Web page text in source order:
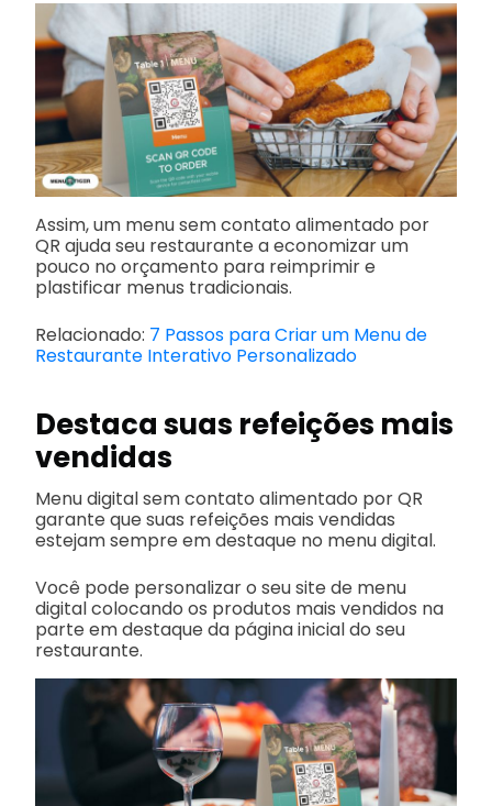
Assim, um menu sem contato alimentado por
QR ajuda seu restaurante a economizar um
pouco no orçamento para reimprimir e
plastificar menus tradicionais.
Relacionado: 7 Passos para Criar um Menu de
Restaurante Interativo Personalizado
Destaca suas refeições mais
vendidas
Menu digital sem contato alimentado por QR
garante que suas refeições mais vendidas
estejam sempre em destaque no menu digital.
Você pode personalizar o seu site de menu
digital colocando os produtos mais vendidos na
parte em destaque da página inicial do seu
restaurante.